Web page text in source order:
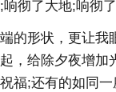
彻了大地;响彻了
的形状，更让我
，给除夕夜增加
福;还有的如同